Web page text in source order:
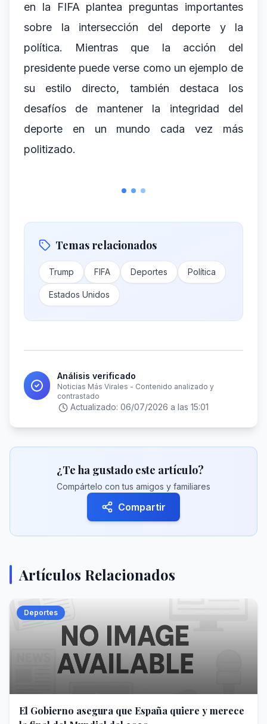
en la FIFA plantea preguntas importantes
sobre la intersección del deporte y la
política. Mientras que la acción del
presidente puede verse como un ejemplo de
su estilo directo, también destaca los
desafíos de mantener la integridad del
deporte en un mundo cada vez más
politizado.
Temas relacionados
Trump FIFA Deportes Política
Estados Unidos
Análisis verificado
Noticias Más Virales - Contenido analizado y
contrastado
Actualizado: 06/07/2026 a las 15:01
¿Te ha gustado este artículo?
Compártelo con tus amigos y familiares
Compartir
Artículos Relacionados
Deportes
El Gobierno asegura que España quiere y merece